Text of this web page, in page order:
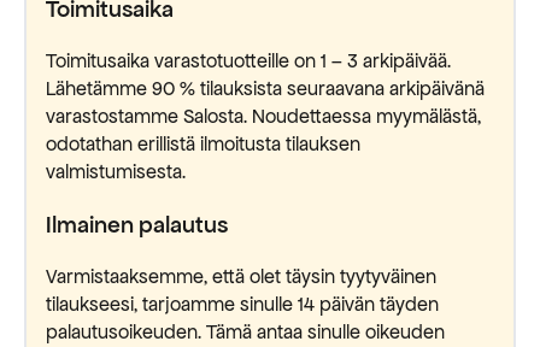
Toimitusaika
Toimitusaika varastotuotteille on 1 – 3 arkipäivää.
Lähetämme 90 % tilauksista seuraavana arkipäivänä
varastostamme Salosta. Noudettaessa myymälästä,
odotathan erillistä ilmoitusta tilauksen
valmistumisesta.
Ilmainen palautus
Varmistaaksemme, että olet täysin tyytyväinen
tilaukseesi, tarjoamme sinulle 14 päivän täyden
palautusoikeuden. Tämä antaa sinulle oikeuden